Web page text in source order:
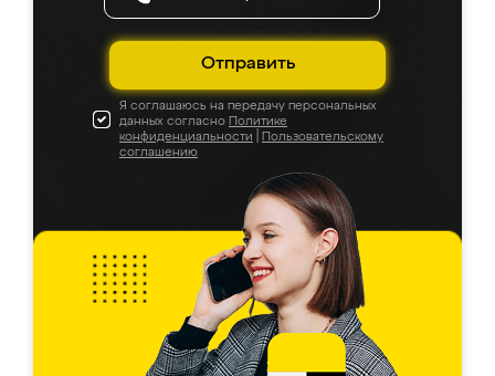
Отправить
Я соглашаюсь на передачу персональных
данных согласно Политике
конфиденциальности
Пользовательскому
соглашению